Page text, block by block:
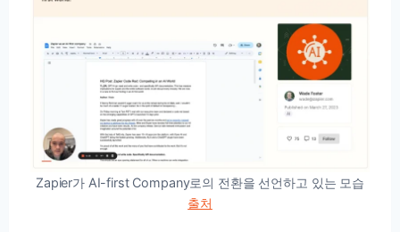
Zapier가 AI-first Company로의 전환을 선언하고 있는 모습
출처